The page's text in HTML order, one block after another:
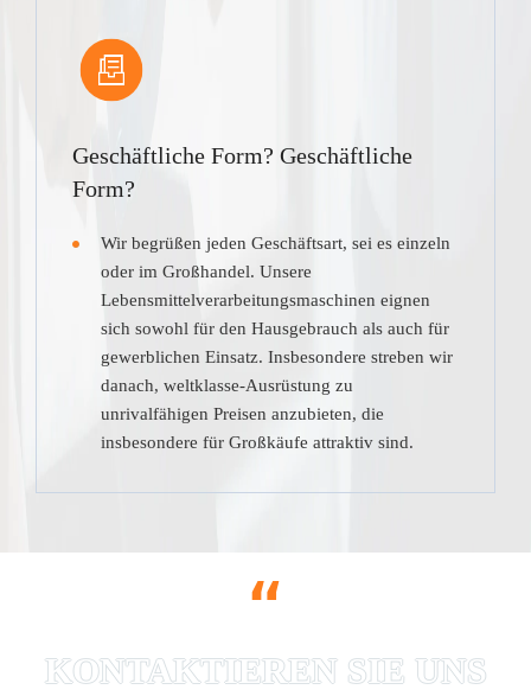
Geschäftliche Form? Geschäftliche
Form?
Wir begrüßen jeden Geschäftsart, sei es einzeln
oder im Großhandel. Unsere
Lebensmittelverarbeitungsmaschinen eignen
sich sowohl für den Hausgebrauch als auch für
gewerblichen Einsatz. Insbesondere streben wir
danach, weltklasse-Ausrüstung zu
unrivalfähigen Preisen anzubieten, die
insbesondere für Großkäufe attraktiv sind.
“